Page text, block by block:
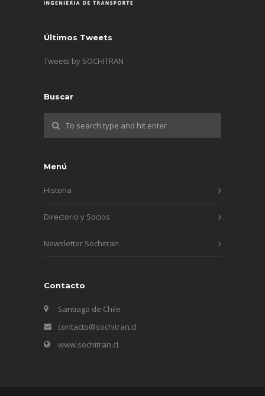
Últimos Tweets
Tweets by SOCHITRAN
Buscar
Menú
Historia
Directorio y Socios
Newsletter Sochitran
Contacto
Santiago de Chile
contacto@sochitran.cl
www.sochitran.cl